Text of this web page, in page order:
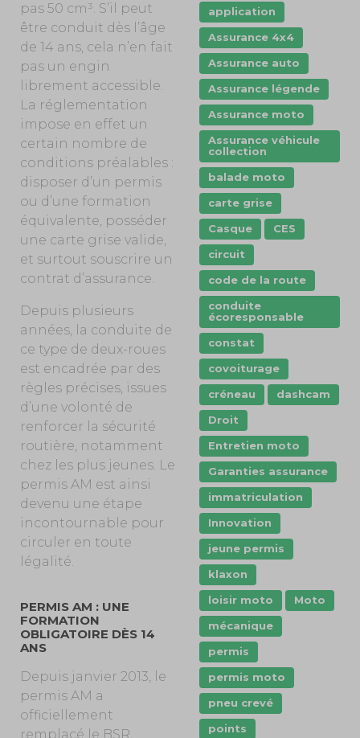
pas 50 cm³. S’il peut
être conduit dès l’âge
de 14 ans, cela n’en fait
pas un engin
librement accessible.
La réglementation
impose en effet un
certain nombre de
conditions préalables :
disposer d’un permis
ou d’une formation
équivalente, posséder
une carte grise valide,
et surtout souscrire un
contrat d’assurance.
Depuis plusieurs
années, la conduite de
ce type de deux-roues
est encadrée par des
règles précises, issues
d’une volonté de
renforcer la sécurité
routière, notamment
chez les plus jeunes. Le
permis AM est ainsi
devenu une étape
incontournable pour
circuler en toute
légalité.
PERMIS AM : UNE
FORMATION
OBLIGATOIRE DÈS 14
ANS
Depuis janvier 2013, le
permis AM a
officiellement
remplacé le BSR.
application
Assurance 4x4
Assurance auto
Assurance légende
Assurance moto
Assurance véhicule
collection
balade moto
carte grise
Casque
CES
circuit
code de la route
conduite
écoresponsable
constat
covoiturage
créneau
dashcam
Droit
Entretien moto
Garanties assurance
immatriculation
Innovation
jeune permis
klaxon
loisir moto
Moto
mécanique
permis
permis moto
pneu crevé
points